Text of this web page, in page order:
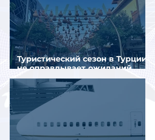
Туристический сезон в Турции
не оправдывает ожиданий
отрасли